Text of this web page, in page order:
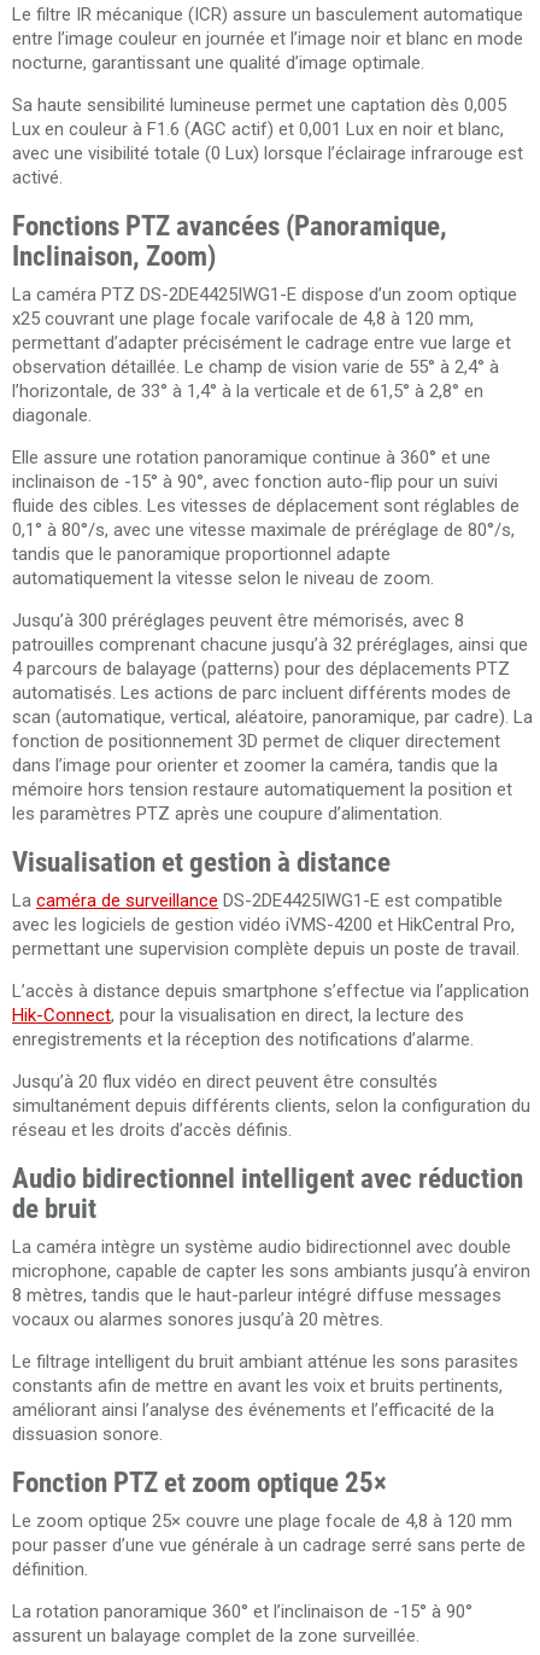
Le filtre IR mécanique (ICR) assure un basculement automatique
entre l’image couleur en journée et l’image noir et blanc en mode
nocturne, garantissant une qualité d’image optimale.
Sa haute sensibilité lumineuse permet une captation dès 0,005
Lux en couleur à F1.6 (AGC actif) et 0,001 Lux en noir et blanc,
avec une visibilité totale (0 Lux) lorsque l’éclairage infrarouge est
activé.
Fonctions PTZ avancées (Panoramique,
Inclinaison, Zoom)
La caméra PTZ DS-2DE4425IWG1-E dispose d’un zoom optique
x25 couvrant une plage focale varifocale de 4,8 à 120 mm,
permettant d’adapter précisément le cadrage entre vue large et
observation détaillée. Le champ de vision varie de 55° à 2,4° à
l’horizontale, de 33° à 1,4° à la verticale et de 61,5° à 2,8° en
diagonale.
Elle assure une rotation panoramique continue à 360° et une
inclinaison de -15° à 90°, avec fonction auto-flip pour un suivi
fluide des cibles. Les vitesses de déplacement sont réglables de
0,1° à 80°/s, avec une vitesse maximale de préréglage de 80°/s,
tandis que le panoramique proportionnel adapte
automatiquement la vitesse selon le niveau de zoom.
Jusqu’à 300 préréglages peuvent être mémorisés, avec 8
patrouilles comprenant chacune jusqu’à 32 préréglages, ainsi que
4 parcours de balayage (patterns) pour des déplacements PTZ
automatisés. Les actions de parc incluent différents modes de
scan (automatique, vertical, aléatoire, panoramique, par cadre). La
fonction de positionnement 3D permet de cliquer directement
dans l’image pour orienter et zoomer la caméra, tandis que la
mémoire hors tension restaure automatiquement la position et
les paramètres PTZ après une coupure d’alimentation.
Visualisation et gestion à distance
La caméra de surveillance DS-2DE4425IWG1-E est compatible
avec les logiciels de gestion vidéo iVMS-4200 et HikCentral Pro,
permettant une supervision complète depuis un poste de travail.
L’accès à distance depuis smartphone s’effectue via l’application
Hik-Connect, pour la visualisation en direct, la lecture des
enregistrements et la réception des notifications d’alarme.
Jusqu’à 20 flux vidéo en direct peuvent être consultés
simultanément depuis différents clients, selon la configuration du
réseau et les droits d’accès définis.
Audio bidirectionnel intelligent avec réduction
de bruit
La caméra intègre un système audio bidirectionnel avec double
microphone, capable de capter les sons ambiants jusqu’à environ
8 mètres, tandis que le haut-parleur intégré diffuse messages
vocaux ou alarmes sonores jusqu’à 20 mètres.
Le filtrage intelligent du bruit ambiant atténue les sons parasites
constants afin de mettre en avant les voix et bruits pertinents,
améliorant ainsi l’analyse des événements et l’efficacité de la
dissuasion sonore.
Fonction PTZ et zoom optique 25×
Le zoom optique 25× couvre une plage focale de 4,8 à 120 mm
pour passer d’une vue générale à un cadrage serré sans perte de
définition.
La rotation panoramique 360° et l’inclinaison de -15° à 90°
assurent un balayage complet de la zone surveillée.